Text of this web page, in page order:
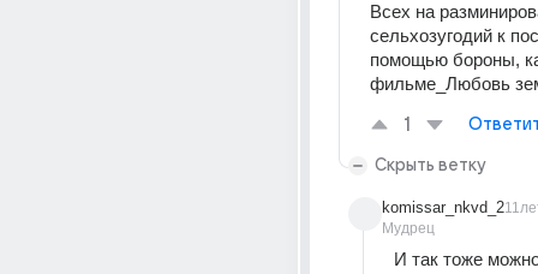
Всех на
сельхозугодий к
помощью бороны,
фильме_Любовь
1
Скрыть ветку
komissar_nkvd_2
Мудрец
И так тоже